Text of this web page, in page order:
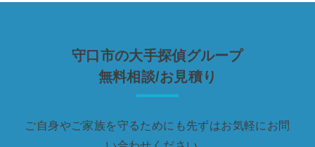
守口市の大手探偵グループ
無料相談/お見積り
ご自身やご家族を守るためにも先ずはお気軽にお問